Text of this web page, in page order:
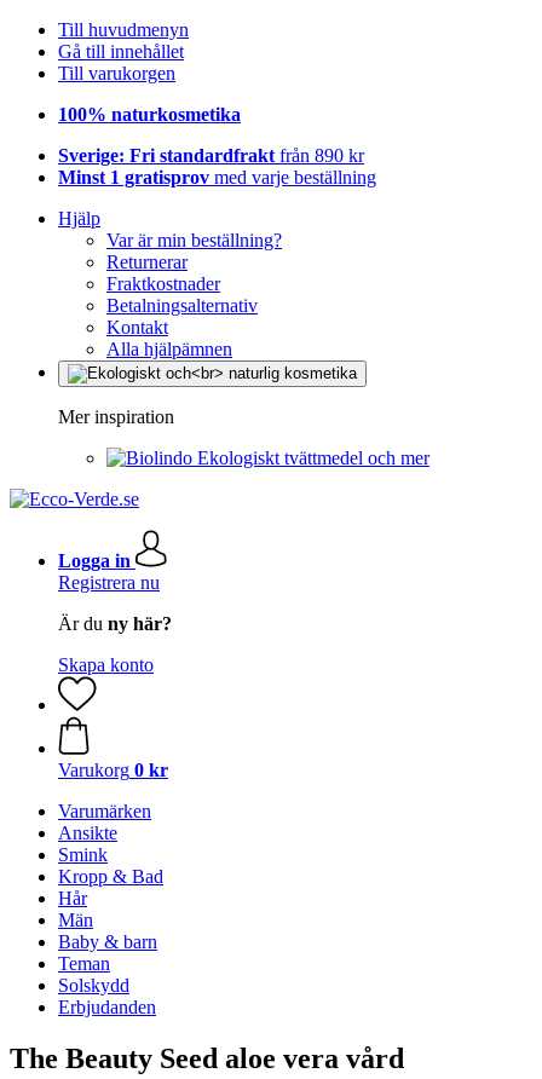
Till huvudmenyn
Gå till innehållet
Till varukorgen
100% naturkosmetika
Sverige: Fri standardfrakt från 890 kr
Minst 1 gratisprov med varje beställning
Hjälp
Var är min beställning?
Returnerar
Fraktkostnader
Betalningsalternativ
Kontakt
Alla hjälpämnen
Mer inspiration
Ekologiskt tvättmedel och mer
Logga in
Registrera nu
Är du ny här?
Skapa konto
Varukorg 0 kr
Varumärken
Ansikte
Smink
Kropp & Bad
Hår
Män
Baby & barn
Teman
Solskydd
Erbjudanden
The Beauty Seed aloe vera vård